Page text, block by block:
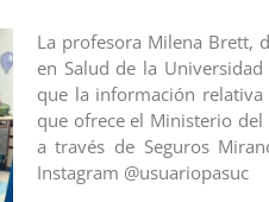
La profesora Milena Brett,
en Salud de la
que la información
que ofrece el Ministerio
a través de Seguros
Instagram @usuariopasuc